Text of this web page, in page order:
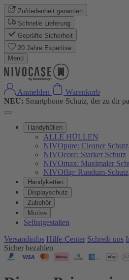
Zufriedenheit garantiert
Schnelle Lieferung
Geprüfte Sicherheit
20 Jahre Expertise
Menü
Anmelden
Warenkorb
NEU: Smartphone-Schutz, der zu dir
Handyhüllen
ALLE HÜLLEN
NIVOpure: Cleaner Schutz
NIVOcore: Starker Schutz
NIVOmax: Maximaler
NIVOflip: Rundum-Schutz
Handyketten
Displayschutz
Zubehör
Motive
Selbstgestalten
Versandinfos Hilfe-Center Schreib uns
Sicher bezahlen